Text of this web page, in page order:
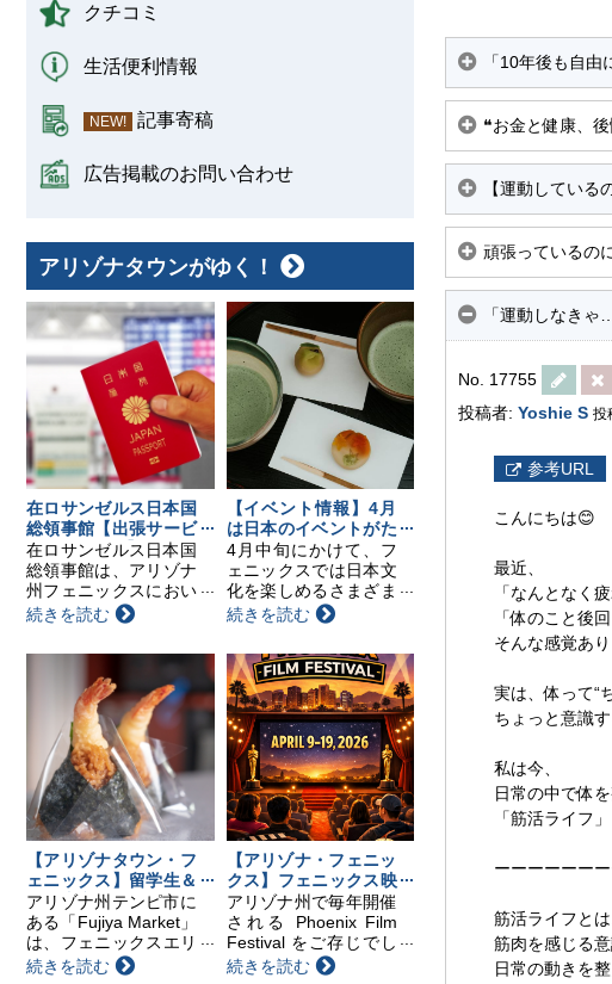
クチコミ
生活便利情報
NEW! 記事寄稿
広告掲載のお問い合わせ
アリゾナタウンがゆく！
在ロサンゼルス日本国
総領事館【出張サービ
スのお知らせ】
在ロサンゼルス日本国
総領事館は、アリゾナ
州フェニックスにおい
て以下の日程で領事出
す。（※事前予約制）
付は行いませんのでご
留意ください。 領事
出張サービス スケ
ジ...
続きを読む
【イベント情報】4月
は日本のイベントがた
くさん！要チェック！
4月中旬にかけて、フ
ェニックスでは日本文
化を楽しめるさまざま
なイベントが開催され
べを楽しめるティーテ
イスティングから、本
格的な茶道体験、盆栽
展示、そしてアジア文
化や食・パフォーマ
ン...
続きを読む
【アリゾナタウン・フ
ェニックス】留学生＆
在住者必見！フェニッ
クスの“日本のコンビ
ニ”
アリゾナ州テンピ市に
ある「Fujiya Market」
は、フェニックスエリ
アのほぼ中心に位置す
続きを読む
【アリゾナ・フェニッ
クス】フェニックス映
画祭のご紹介
アリゾナ州で毎年開催
される Phoenix Film
Festival をご存じでし
ょうか？ 今年は、4月
続きを読む
「10年後も自
❝お金と健康、
【運動してい
頑張っているの
「運動しなき
No. 17755
投稿者: Yoshie S 投
参考URL
こんにちは😊
最近、
「なんとなく
「体のこと後
そんな感覚あ
実は、体って“
ちょっと意識
私は今、
日常の中で体
「筋活ライフ
ーーーーーー
筋活ライフとは
筋肉を感じる意
日常の動きを